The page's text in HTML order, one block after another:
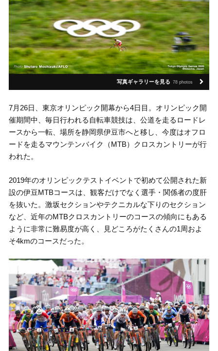
写真ギャラリーを見る 78 photos
7月26日、東京オリンピック開幕から4日目。オリンピック開
催期間中、毎日行われる自転車競技は、公道を走るロードレ
ースから一転、場所を静岡県伊豆市へと移し、今度はオフロ
ードを走るマウンテンバイク（MTB）クロスカントリーが行
われた。
2019年のオリンピックテストイベントで初めて公開された新
設の伊豆MTBコースは、観客だけでなく選手・関係者の度肝
を抜いた。激坂セクションやテクニカルな下りのセクション
など、近年のMTBクロスカントリーのコースの傾向にもある
ように非常に難易度が高く、見どころがたくさんの1周およ
そ4kmのコースだった。